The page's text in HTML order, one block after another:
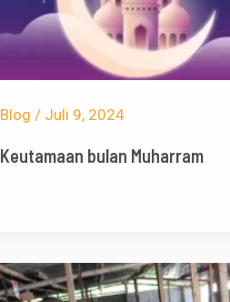
Blog / Juli 9, 2024
Keutamaan bulan Muharram